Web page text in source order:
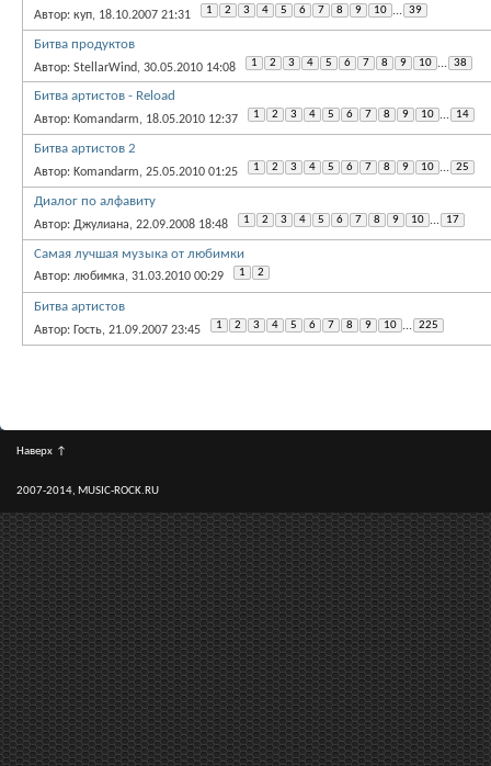
Автор: куп, 18.10.2007 21:31 1 2 3 4 5 6 7 8 9 10 ... 39
Битва продуктов
Автор: StellarWind, 30.05.2010 14:08 1 2 3 4 5 6 7 8 9 10 ... 38
Битва артистов - Reload
Автор: Komandarm, 18.05.2010 12:37 1 2 3 4 5 6 7 8 9 10 ... 14
Битва артистов 2
Автор: Komandarm, 25.05.2010 01:25 1 2 3 4 5 6 7 8 9 10 ... 25
Диалог по алфавиту
Автор: Джулиана, 22.09.2008 18:48 1 2 3 4 5 6 7 8 9 10 ... 17
Самая лучшая музыка от любимки
Автор: любимка, 31.03.2010 00:29 1 2
Битва артистов
Автор: Гость, 21.09.2007 23:45 1 2 3 4 5 6 7 8 9 10 ... 225
Наверх ↑
2007-2014, MUSIC-ROCK.RU